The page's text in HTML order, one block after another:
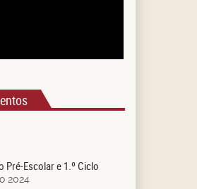
Pré-Escolar e 1.º Ciclo
2024